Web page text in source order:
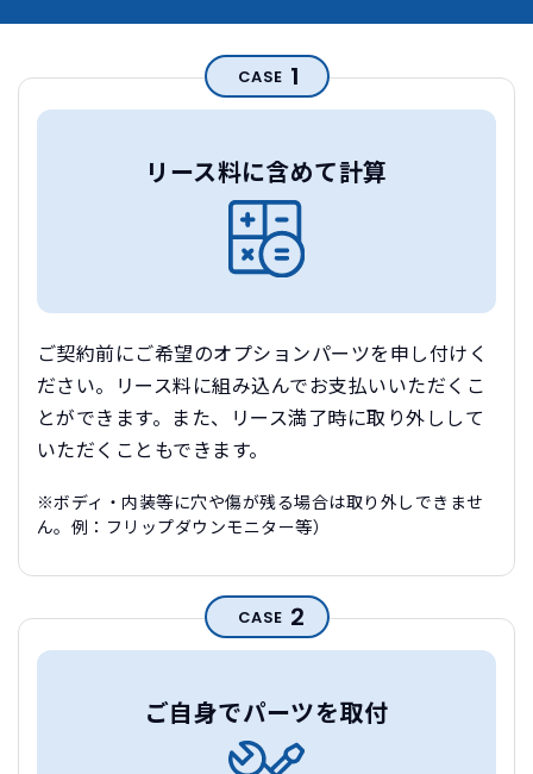
CASE 1
リース料に含めて計算
ご契約前にご希望のオプションパーツを申し付けく
ださい。リース料に組み込んでお支払いいただくこ
とができます。また、リース満了時に取り外しして
いただくこともできます。
※ボディ・内装等に穴や傷が残る場合は取り外しできませ
ん。例：フリップダウンモニター等）
CASE 2
ご自身でパーツを取付